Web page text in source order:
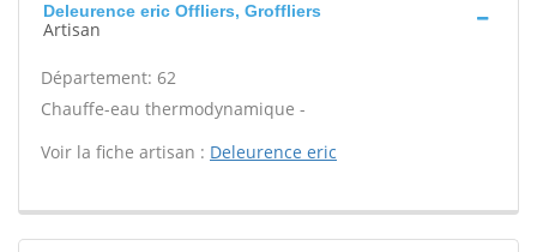
Deleurence eric Offliers, Groffliers
Artisan
Département: 62
Chauffe-eau thermodynamique -
Voir la fiche artisan : Deleurence eric